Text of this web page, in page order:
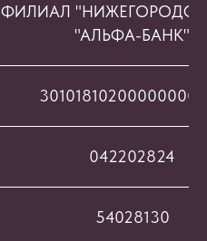
ФИЛИАЛ
"АЛЬФА-БАНК"
042202824
54028130